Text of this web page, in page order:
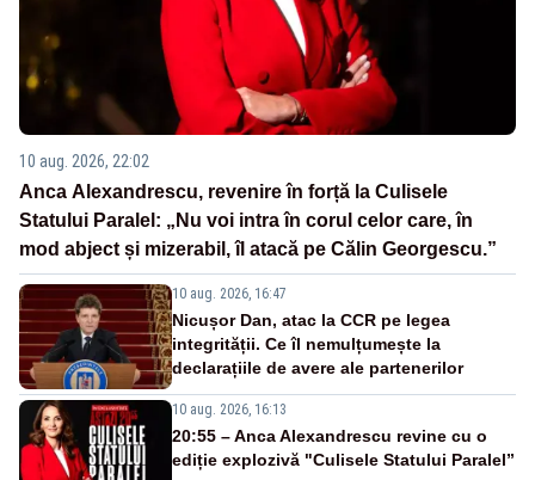
10 aug. 2026, 22:02
Anca Alexandrescu, revenire în forță la Culisele
Statului Paralel: „Nu voi intra în corul celor care, în
mod abject și mizerabil, îl atacă pe Călin Georgescu.”
10 aug. 2026, 16:47
Nicușor Dan, atac la CCR pe legea
integrității. Ce îl nemulțumește la
declarațiile de avere ale partenerilor
10 aug. 2026, 16:13
20:55 – Anca Alexandrescu revine cu o
ediție explozivă "Culisele Statului Paralel”